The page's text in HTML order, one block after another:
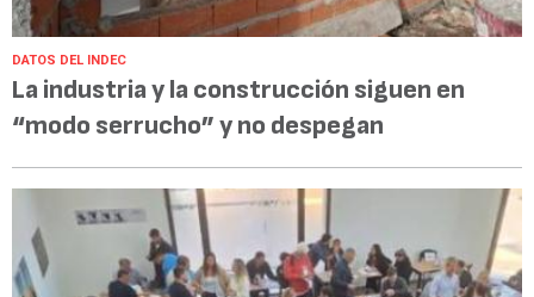
DATOS DEL INDEC
La industria y la construcción siguen en
“modo serrucho” y no despegan